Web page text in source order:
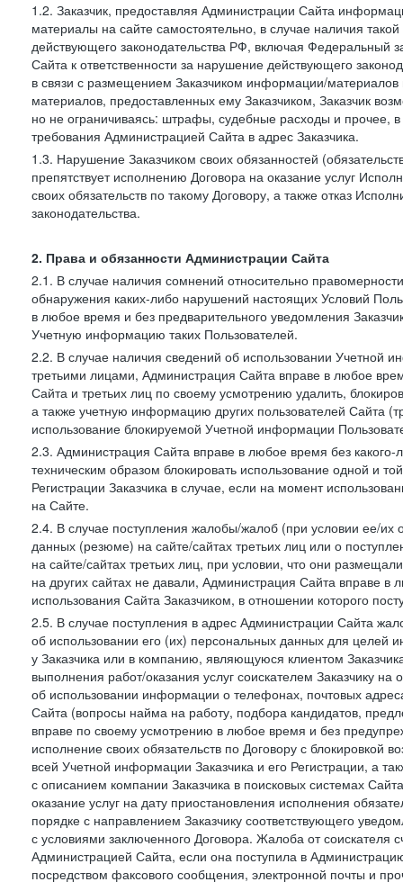
1.2. Заказчик, предоставляя Администрации Сайта
материалы на сайте самостоятельно, в случае наличия
действующего законодательства РФ, включая
Сайта к ответственности за нарушение действующего
в связи с размещением Заказчиком информации/
материалов, предоставленных ему Заказчиком, Заказчик
но не ограничиваясь: штрафы, судебные расходы и прочее,
требования Администрацией Сайта в адрес Заказчика.
1.3. Нарушение Заказчиком своих обязанностей
препятствует исполнению Договора на оказание услуг
своих обязательств по такому Договору, а также отказ
законодательства.
2. Права и обязанности Администрации Сайта
2.1. В случае наличия сомнений относительно
обнаружения каких-либо нарушений настоящих Условий
в любое время и без предварительного уведомления
Учетную информацию таких Пользователей.
2.2. В случае наличия сведений об использовании Учетной
третьими лицами, Администрация Сайта вправе в любое
Сайта и третьих лиц по своему усмотрению удалить,
а также учетную информацию других пользователей Сайта
использование блокируемой Учетной информации
2.3. Администрация Сайта вправе в любое время без
техническим образом блокировать использование одной и
Регистрации Заказчика в случае, если на момент
на Сайте.
2.4. В случае поступления жалобы/жалоб (при условии ее/их
данных (резюме) на сайте/сайтах третьих лиц или о
на сайте/сайтах третьих лиц, при условии, что они
на других сайтах не давали, Администрация Сайта вправе в
использования Сайта Заказчиком, в отношении которого
2.5. В случае поступления в адрес Администрации Сайта
об использовании его (их) персональных данных для целей
у Заказчика или в компанию, являющуюся клиентом
выполнения работ/оказания услуг соискателем Заказчику
об использовании информации о телефонах, почтовых
Сайта (вопросы найма на работу, подбора кандидатов,
вправе по своему усмотрению в любое время и без
исполнение своих обязательств по Договору с блокировкой
всей Учетной информации Заказчика и его Регистрации, а
с описанием компании Заказчика в поисковых системах
оказание услуг на дату приостановления исполнения
порядке с направлением Заказчику соответствующего
с условиями заключенного Договора. Жалоба от
Администрацией Сайта, если она поступила в
посредством факсового сообщения, электронной почты и